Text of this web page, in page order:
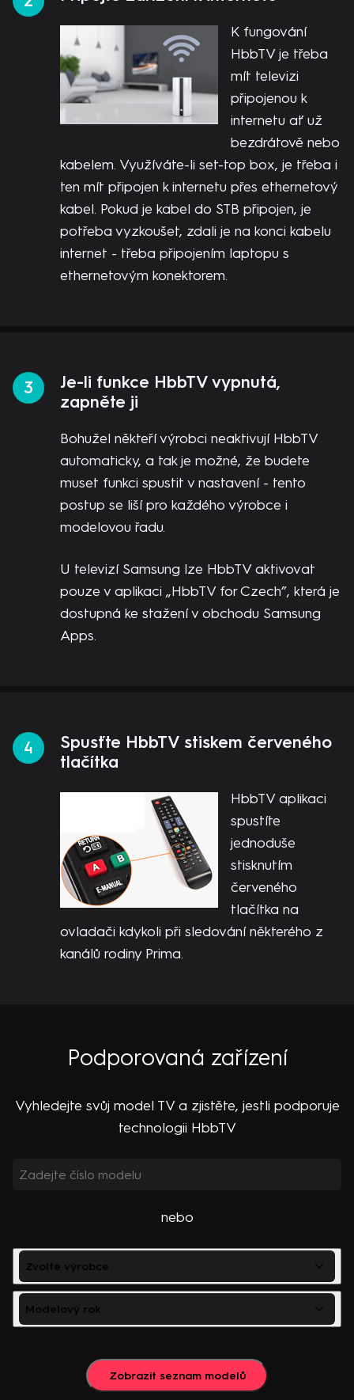
K fungování
HbbTV je třeba
mít televizi
připojenou k
internetu ať už
bezdrátově nebo
kabelem. Využíváte-li set-top box, je třeba i
ten mít připojen k internetu přes ethernetový
kabel. Pokud je kabel do STB připojen, je
potřeba vyzkoušet, zdali je na konci kabelu
internet - třeba připojením laptopu s
ethernetovým konektorem.
Je-li funkce HbbTV vypnutá,
zapněte ji
Bohužel někteří výrobci neaktivují HbbTV
automaticky, a tak je možné, že budete
muset funkci spustit v nastavení - tento
postup se liší pro každého výrobce i
modelovou řadu.
U televizí Samsung lze HbbTV aktivovat
pouze v aplikaci „HbbTV for Czech”, která je
dostupná ke stažení v obchodu Samsung
Apps.
Spusťte HbbTV stiskem červeného
tlačítka
HbbTV aplikaci
spustíte
jednoduše
stisknutím
červeného
tlačítka na
ovladači kdykoli při sledování některého z
kanálů rodiny Prima.
Podporovaná zařízení
Vyhledejte svůj model TV a zjistěte, jestli podporuje
technologii HbbTV
nebo
Zvolte výrobce
Modelový rok
Zobrazit seznam modelů